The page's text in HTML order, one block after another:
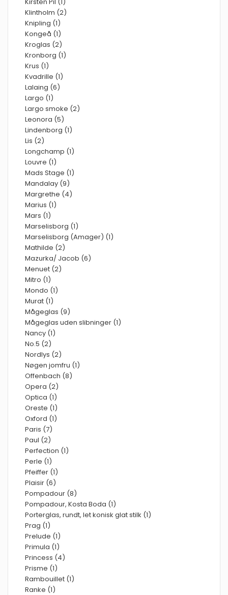
Klintholm (2)
Knipling (1)
Kongeå (1)
Kroglas (2)
Kronborg (1)
Krus (1)
Kvadrille (1)
Lalaing (6)
Largo (1)
Largo smoke (2)
Leonora (5)
Lindenborg (1)
Lis (2)
Longchamp (1)
Louvre (1)
Mads Stage (1)
Mandalay (9)
Margrethe (4)
Marius (1)
Mars (1)
Marselisborg (1)
Marselisborg (Amager) (1)
Mathilde (2)
Mazurka/ Jacob (6)
Menuet (2)
Mitro (1)
Mondo (1)
Murat (1)
Mågeglas (9)
Mågeglas uden slibninger (1)
Nancy (1)
No.5 (2)
Nordlys (2)
Nøgen jomfru (1)
Offenbach (8)
Opera (2)
Optica (1)
Oreste (1)
Oxford (1)
Paris (7)
Paul (2)
Perfection (1)
Perle (1)
Pfeiffer (1)
Plaisir (6)
Pompadour (8)
Pompadour, Kosta Boda (1)
Porterglas, rundt, let konisk glat stilk (1)
Prag (1)
Prelude (1)
Primula (1)
Princess (4)
Prisme (1)
Rambouillet (1)
Ranke (1)